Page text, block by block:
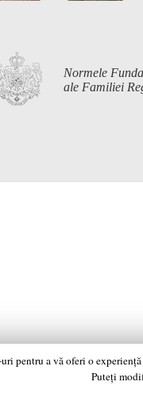
Normele
ale Familiei
pentru a vă oferi o
Puteți